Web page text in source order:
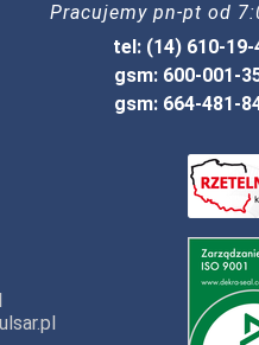
Pracujemy pn-pt od
tel: (14) 610-19-
gsm: 600-001-
gsm: 664-481-